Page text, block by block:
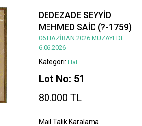
DEDEZADE SEYYİD
MEHMED SAİD (?-1759)
06 HAZİRAN 2026 MÜZAYEDE
6.06.2026
Kategori: Hat
Lot No: 51
80.000 TL
Mail Talik Karalama